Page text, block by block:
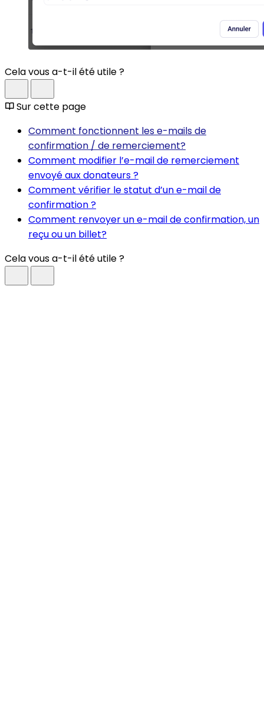
Cela vous a-t-il été utile ?
Sur cette page
Comment fonctionnent les e-mails de
confirmation / de remerciement?
Comment modifier l’e-mail de remerciement
envoyé aux donateurs ?
Comment vérifier le statut d’un e-mail de
confirmation ?
Comment renvoyer un e-mail de confirmation, un
reçu ou un billet?
Cela vous a-t-il été utile ?